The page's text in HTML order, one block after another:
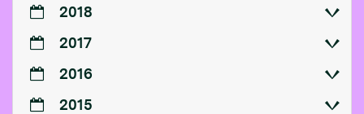
2018
2017
2016
2015